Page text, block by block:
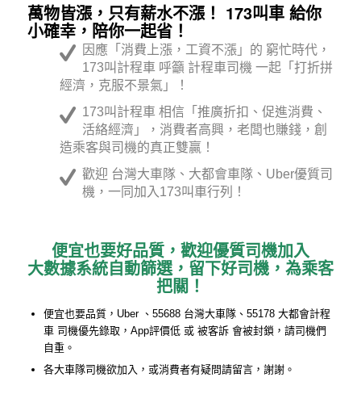
萬物皆漲，只有薪水不漲！ 173叫車 給你
小確幸，陪你一起省！
因應「消費上漲，工資不漲」的 窮忙時代，
173叫計程車 呼籲 計程車司機 一起「打折拼
經濟，克服不景氣」！
173叫計程車 相信「推廣折扣、促進消費、
活絡經濟」，消費者高興，老闆也賺錢，創
造乘客與司機的真正雙贏！
歡迎 台灣大車隊、大都會車隊、Uber優質司
機，一同加入173叫車行列！
便宜也要好品質，歡迎優質司機加入
大數據系統自動篩選，留下好司機，為乘客
把關！
便宜也要品質，Uber 、55688 台灣大車隊、55178 大都會計程
車 司機優先錄取，App評價低 或 被客訴 會被封鎖，請司機們
自重。
各大車隊司機欲加入，或消費者有疑問請留言，謝謝。